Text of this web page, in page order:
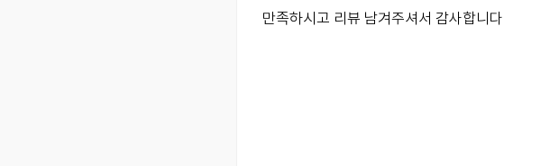
만족하시고 리뷰 남겨주셔서 감사합니다